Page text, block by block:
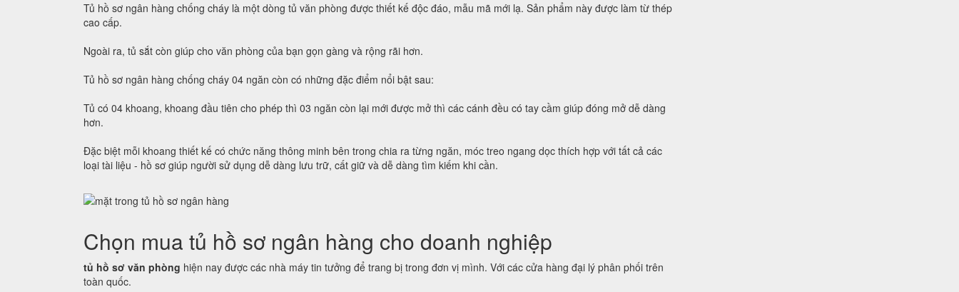
Tủ hồ sơ ngân hàng chống cháy là một dòng tủ văn phòng được thiết kế độc đáo, mẫu mã mới lạ. Sản phẩm này được làm từ thép
cao cấp.
Ngoài ra, tủ sắt còn giúp cho văn phòng của bạn gọn gàng và rộng rãi hơn.
Tủ hồ sơ ngân hàng chống cháy 04 ngăn còn có những đặc điểm nổi bật sau:
Tủ có 04 khoang, khoang đầu tiên cho phép thì 03 ngăn còn lại mới được mở thì các cánh đều có tay cầm giúp đóng mở dễ dàng
hơn.
Đặc biệt mỗi khoang thiết kế có chức năng thông minh bên trong chia ra từng ngăn, móc treo ngang dọc thích hợp với tất cả các
loại tài liệu - hồ sơ giúp người sử dụng dễ dàng lưu trữ, cất giữ và dễ dàng tìm kiếm khi cần.
Chọn mua tủ hồ sơ ngân hàng cho doanh nghiệp
tủ hồ sơ văn phòng hiện nay được các nhà máy tin tưởng để trang bị trong đơn vị mình. Với các cửa hàng đại lý phân phối trên
toàn quốc.